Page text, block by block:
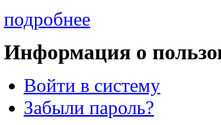
подробнее
Информация о
Войти в систему
Забыли пароль?